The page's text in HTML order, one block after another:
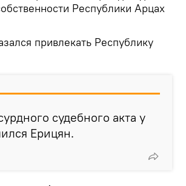
Республики Арцах
привлекать Республику
судебного акта у
Ерицян.